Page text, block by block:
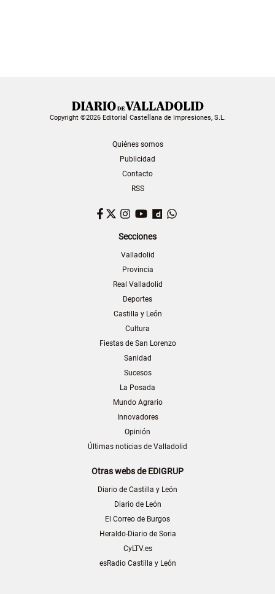
Copyright ©2026 Editorial Castellana de Impresiones, S.L.
Quiénes somos
Publicidad
Contacto
RSS
Facebook
TwitterInstagram
YouTubeDailymotion
Secciones
Valladolid
Provincia
Real Valladolid
Deportes
Castilla y León
Cultura
Fiestas de San Lorenzo
Sanidad
Sucesos
La Posada
Mundo Agrario
Innovadores
Opinión
Últimas noticias de Valladolid
Otras webs de EDIGRUP
Diario de Castilla y León
Diario de León
El Correo de Burgos
Heraldo-Diario de Soria
CyLTV.es
esRadio Castilla y León